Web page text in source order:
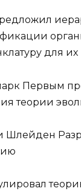
для
Первым
теории
Шлейден